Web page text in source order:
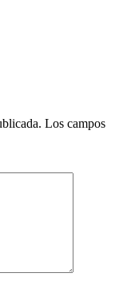
Los campos